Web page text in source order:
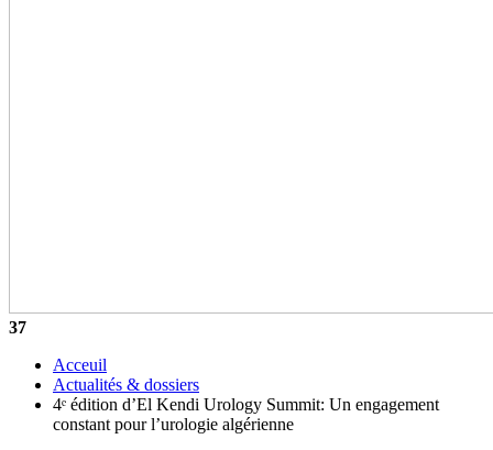
37
Acceuil
Actualités & dossiers
4ᵉ édition d’El Kendi Urology Summit: Un engagement
constant pour l’urologie algérienne